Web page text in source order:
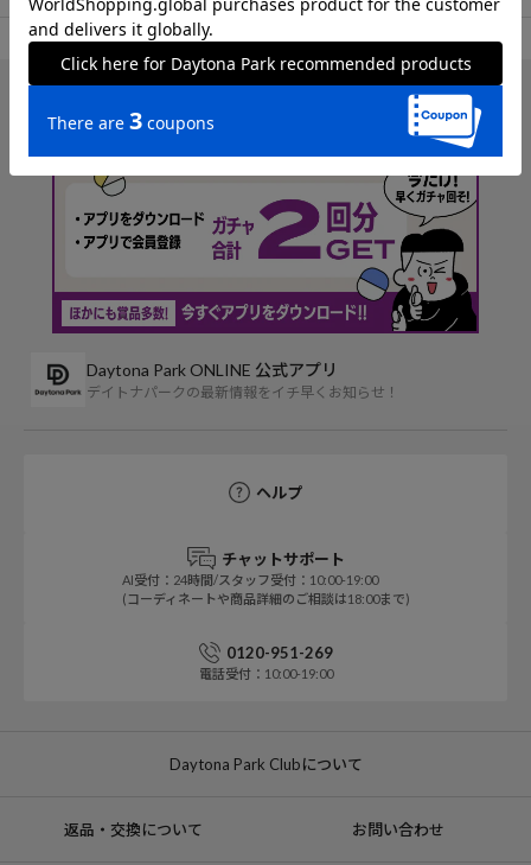
TOP FREAK'S STORE トップス
Daytona Park ONLINE 公式アプリ
デイトナパークの最新情報をイチ早くお知らせ！
ヘルプ
チャットサポート
AI受付：24時間/スタッフ受付：10:00-19:00
(コーディネートや商品詳細のご相談は18:00まで)
0120-951-269
電話受付：10:00-19:00
Daytona Park Clubについて
返品・交換について お問い合わせ